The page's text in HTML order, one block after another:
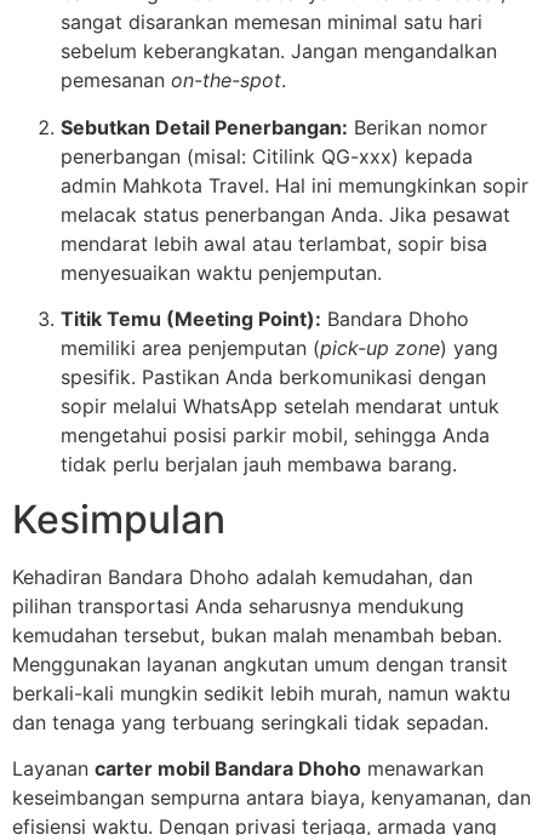
sangat disarankan memesan minimal satu hari
sebelum keberangkatan. Jangan mengandalkan
pemesanan on-the-spot.
Sebutkan Detail Penerbangan: Berikan nomor
penerbangan (misal: Citilink QG-xxx) kepada
admin Mahkota Travel. Hal ini memungkinkan sopir
melacak status penerbangan Anda. Jika pesawat
mendarat lebih awal atau terlambat, sopir bisa
menyesuaikan waktu penjemputan.
Titik Temu (Meeting Point): Bandara Dhoho
memiliki area penjemputan (pick-up zone) yang
spesifik. Pastikan Anda berkomunikasi dengan
sopir melalui WhatsApp setelah mendarat untuk
mengetahui posisi parkir mobil, sehingga Anda
tidak perlu berjalan jauh membawa barang.
Kesimpulan
Kehadiran Bandara Dhoho adalah kemudahan, dan
pilihan transportasi Anda seharusnya mendukung
kemudahan tersebut, bukan malah menambah beban.
Menggunakan layanan angkutan umum dengan transit
berkali-kali mungkin sedikit lebih murah, namun waktu
dan tenaga yang terbuang seringkali tidak sepadan.
Layanan carter mobil Bandara Dhoho menawarkan
keseimbangan sempurna antara biaya, kenyamanan, dan
efisiensi waktu. Dengan privasi terjaga, armada yang